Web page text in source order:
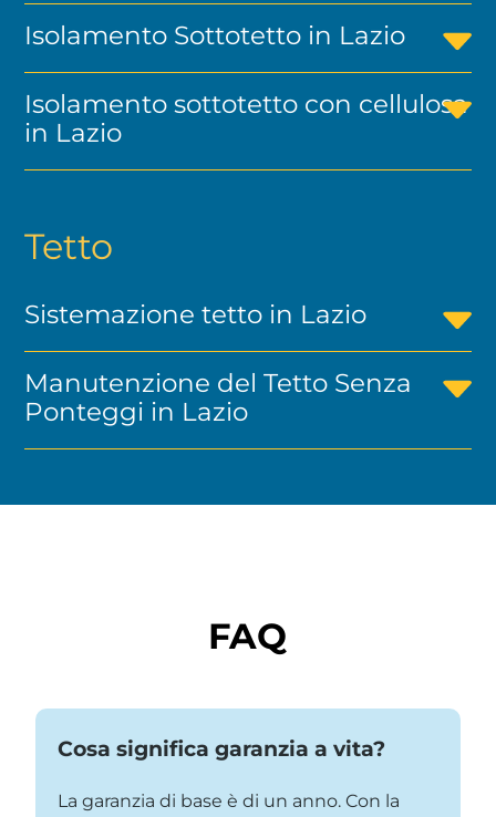
Isolamento Sottotetto in Lazio
Isolamento sottotetto con cellulosa
in Lazio
Tetto
Sistemazione tetto in Lazio
Manutenzione del Tetto Senza
Ponteggi in Lazio
FAQ
Cosa significa garanzia a vita?
La garanzia di base è di un anno. Con la